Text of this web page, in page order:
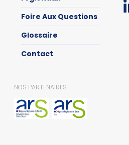
Foire Aux Questions
Glossaire
Contact
NOS PARTENAIRES